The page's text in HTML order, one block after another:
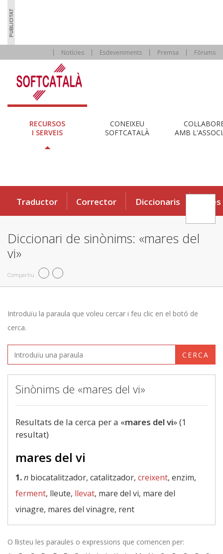
Notícies Esdeveniments Premsa Fòrums
RECURSOS
I SERVEIS
CONEIXEU
SOFTCATALÀ
AMB
Traductor Corrector Diccionaris Eines
Diccionari de sinònims: «mares del
vi»
Compartiu
Introduïu la paraula que voleu cercar i feu clic en el botó de
cerca.
CERCA
Sinònims de «mares del vi»
Resultats de la cerca per a «mares del vi» (1
resultat)
mares del vi
1.n biocatalitzador, catalitzador, creixent, enzim,
ferment, lleute, llevat, mare del vi, mare del
vinagre, mares del vinagre, rent
O llisteu les paraules o expressions que comencen per: